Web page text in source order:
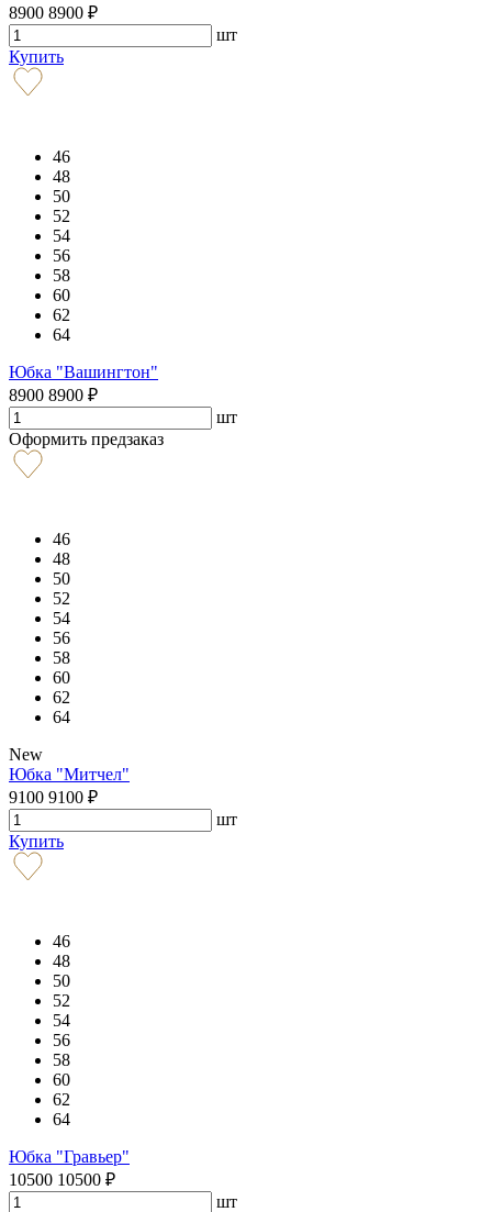
8900 8900 ₽
шт
Купить
46
48
50
52
54
56
58
60
62
64
Юбка "Вашингтон"
8900 8900 ₽
шт
Оформить предзаказ
46
48
50
52
54
56
58
60
62
64
New
Юбка "Митчел"
9100 9100 ₽
шт
Купить
46
48
50
52
54
56
58
60
62
64
Юбка "Гравьер"
10500 10500 ₽
шт